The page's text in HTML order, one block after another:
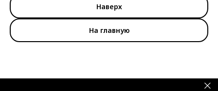
Наверх
На главную